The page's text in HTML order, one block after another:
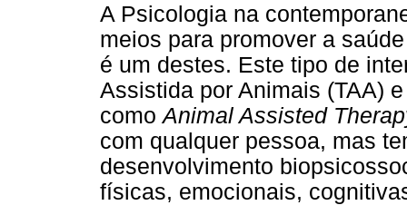
A Psicologia na
meios para promover a
é um destes. Este tipo de
Assistida por Animais (TAA)
comoAnimal Assisted
com qualquer pessoa, mas
desenvolvimento
físicas, emocionais,